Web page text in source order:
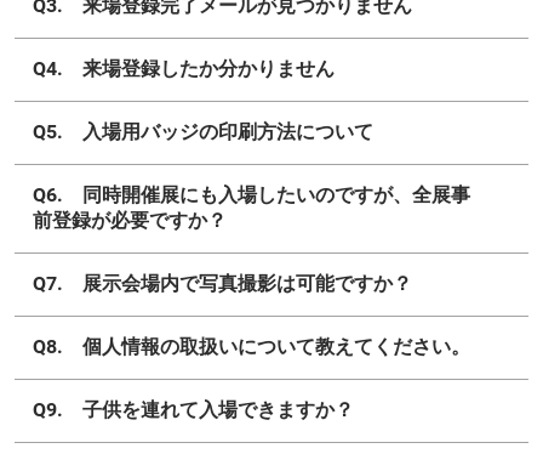
Q3. 来場登録完了メールが見つかりません
Q4. 来場登録したか分かりません
Q5. 入場用バッジの印刷方法について
Q6. 同時開催展にも入場したいのですが、全展事
前登録が必要ですか？
Q7. 展示会場内で写真撮影は可能ですか？
Q8. 個人情報の取扱いについて教えてください。
Q9. 子供を連れて入場できますか？